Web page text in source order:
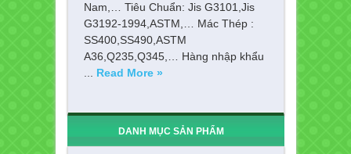
Nam,… Tiêu Chuẩn: Jis G3101,Jis
G3192-1994,ASTM,… Mác Thép :
SS400,SS490,ASTM
A36,Q235,Q345,… Hàng nhập khẩu
Read More »
DANH MỤC SẢN PHẨM